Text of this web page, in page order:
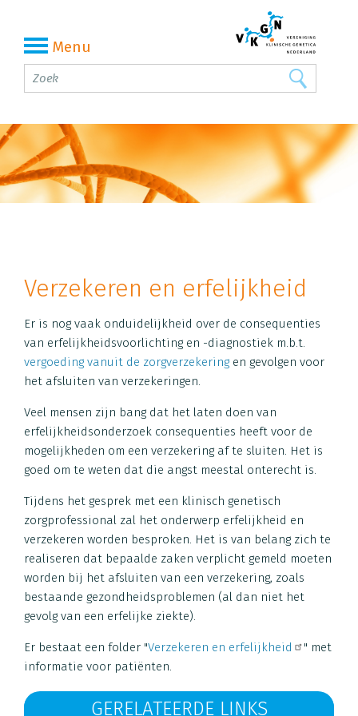
Menu
Verzekeren en erfelijkheid
Er is nog vaak onduidelijkheid over de consequenties
van erfelijkheidsvoorlichting en -diagnostiek m.b.t.
vergoeding vanuit de zorgverzekering en gevolgen voor
het afsluiten van verzekeringen.
Veel mensen zijn bang dat het laten doen van
erfelijkheidsonderzoek consequenties heeft voor de
mogelijkheden om een verzekering af te sluiten. Het is
goed om te weten dat die angst meestal onterecht is.
Tijdens het gesprek met een klinisch genetisch
zorgprofessional zal het onderwerp erfelijkheid en
verzekeren worden besproken. Het is van belang zich te
realiseren dat bepaalde zaken verplicht gemeld moeten
worden bij het afsluiten van een verzekering, zoals
bestaande gezondheidsproblemen (al dan niet het
gevolg van een erfelijke ziekte).
Er bestaat een folder "Verzekeren en erfelijkheid
" met
informatie voor patiënten.
GERELATEERDE LINKS